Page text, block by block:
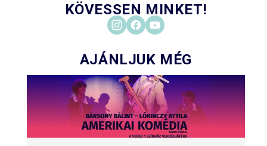
KÖVESSEN MINKET!
AJÁNLJUK MÉG